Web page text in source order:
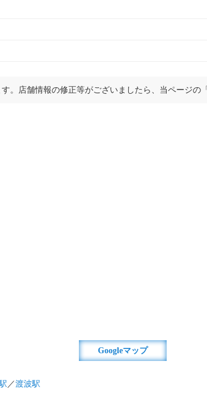
。店舗情報の修正等がございましたら、当ページの「
Googleマップ
／渡波駅